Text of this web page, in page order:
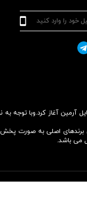
نام موبایل آرمین آغاز
برندهای اصلی به صورت
می باشد.